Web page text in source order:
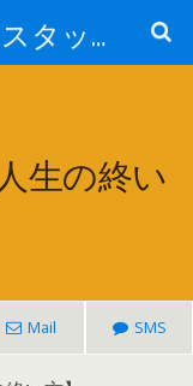
ＨＯＭＥＷＯＲＫＳスタッフ日記ブログ
生の終い
Mail SMS